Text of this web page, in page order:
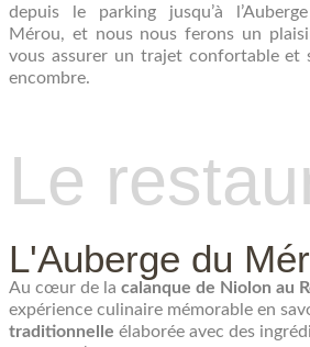
depuis le parking jusqu’à
Mérou, et nous nous ferons un
vous assurer un trajet confortable et
encombre.
Le
L'Auberge du
Au cœur de la calanque de Niolon au
expérience culinaire mémorable en
traditionnelle élaborée avec des